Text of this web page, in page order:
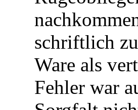
schriftlich
Ware als
Fehler war